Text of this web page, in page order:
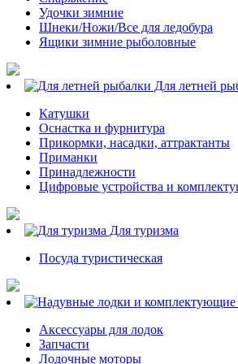
Удочки зимние
Шнеки/Ножи/Все для ледобура
Ящики зимние рыболовные
Для летней
Катушки
Оснастка и фурнитура
Прикормки, насадки, аттрактанты
Приманки
Принадлежности
Цифровые устройства и
Для туризма
Посуда туристическая
Аксессуары для лодок
Запчасти
Лодочные моторы